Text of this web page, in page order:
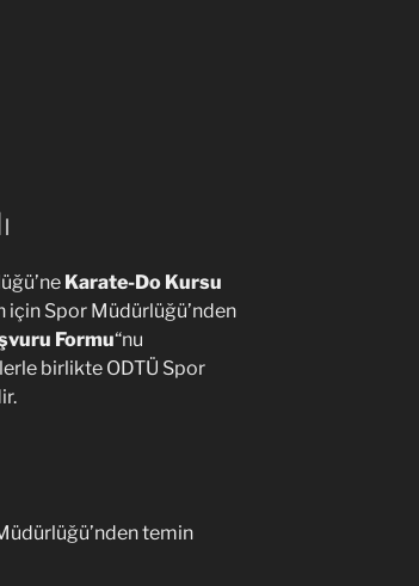
Karate-Do Kursu
için Spor Müdürlüğü’nden
Formu“nu
birlikte ODTÜ Spor
temin